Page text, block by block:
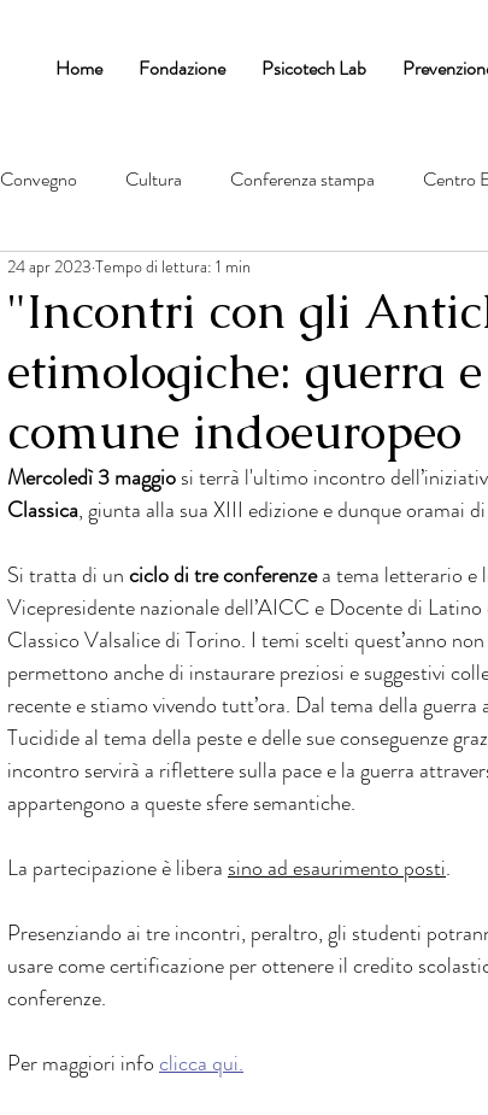
Home Fondazione Psicotech Lab
Convegno Cultura Conferenza stampa Centro
"Incontri con gli
etimologiche: guerra
comune indoeuropeo
24 apr 2023 Tempo di lettura: 1 min
Mercoledì 3 maggio si terrà l'ultimo incontro
Classica, giunta alla sua XIII edizione e dunque oramai
Si tratta di un ciclo di tre conferenze a tema letterario e
Vicepresidente nazionale dell’AICC e Docente di
Classico Valsalice di Torino. I temi scelti quest’anno
permettono anche di instaurare preziosi e suggestivi
recente e stiamo vivendo tutt’ora. Dal tema della
Tucidide al tema della peste e delle sue conseguenze
incontro servirà a riflettere sulla pace e la guerra
appartengono a queste sfere semantiche.
La partecipazione è libera sino ad esaurimento posti.
Presenziando ai tre incontri, peraltro, gli studenti
usare come certificazione per ottenere il credito
conferenze.
Per maggiori info clicca qui.